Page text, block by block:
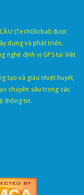
(TechGlobal) được
dựng và phát triển,
nghệ định vị GPS tại Việt
tạo và giàu nhiệt huyết,
chuyên sâu trong các
thông tin.